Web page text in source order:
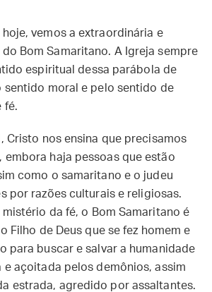
hoje, vemos a extraordinária e
Bom Samaritano. A Igreja sempre
espiritual dessa parábola de
sentido moral e pelo sentido de
fé.
Cristo nos ensina que precisamos
embora haja pessoas que estão
como o samaritano e o judeu
por razões culturais e religiosas.
da fé, o Bom Samaritano é
Filho de Deus que se fez homem e
para buscar e salvar a humanidade
e açoitada pelos demônios, assim
estrada, agredido por assaltantes.